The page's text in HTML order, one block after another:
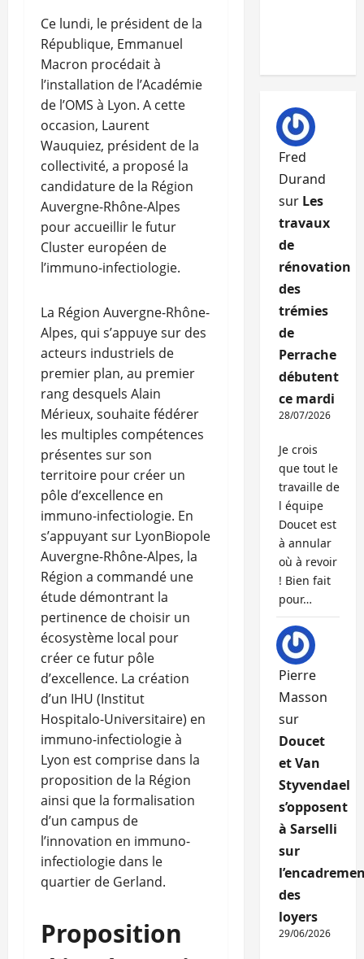
Ce lundi, le président de la
République, Emmanuel
Macron procédait à
l’installation de l’Académie
de l’OMS à Lyon. A cette
occasion, Laurent
Wauquiez, président de la
collectivité, a proposé la
candidature de la Région
Auvergne-Rhône-Alpes
pour accueillir le futur
Cluster européen de
l’immuno-infectiologie.
La Région Auvergne-Rhône-
Alpes, qui s’appuye sur des
acteurs industriels de
premier plan, au premier
rang desquels Alain
Mérieux, souhaite fédérer
les multiples compétences
présentes sur son
territoire pour créer un
pôle d’excellence en
immuno-infectiologie. En
s’appuyant sur LyonBiopole
Auvergne-Rhône-Alpes, la
Région a commandé une
étude démontrant la
pertinence de choisir un
écosystème local pour
créer ce futur pôle
d’excellence. La création
d’un IHU (Institut
Hospitalo-Universitaire) en
immuno-infectiologie à
Lyon est comprise dans la
proposition de la Région
ainsi que la formalisation
d’un campus de
l’innovation en immuno-
infectiologie dans le
quartier de Gerland.
Proposition
Fred
Durand
sur Les
travaux
de
rénovation
des
trémies
de
Perrache
débutent
ce mardi
28/07/2026
Je crois
que tout le
travaille de
l équipe
Doucet est
à annular
où à revoir
! Bien fait
pour…
Pierre
Masson
sur
Doucet
et Van
Styvendael
s’opposent
à Sarselli
sur
des
loyers
29/06/2026